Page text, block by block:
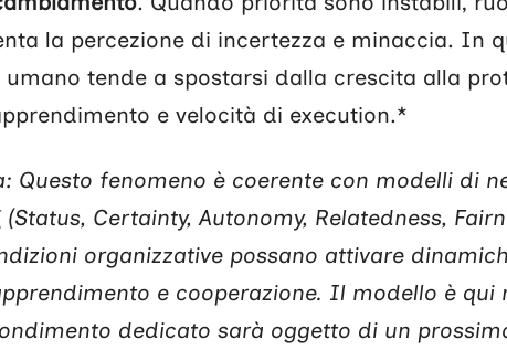
la percezione di incertezza e minaccia. In
umano tende a spostarsi dalla crescita alla
e velocità di execution.*
Questo fenomeno è coerente con modelli di
(Status, Certainty, Autonomy, Relatedness,
organizzative possano attivare
e cooperazione. Il modello è
dedicato sarà oggetto di un